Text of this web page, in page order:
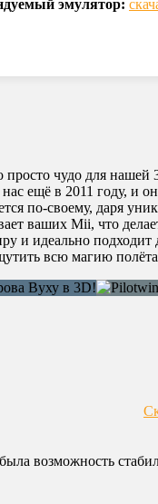
эмулятор:
чудо для
ещё в 2011 году,
по-своему, даря
ваших Mii, что
и идеально
всю магию
возможность